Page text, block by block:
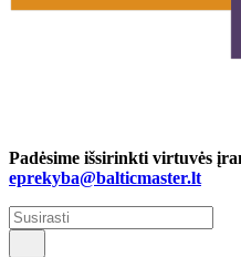
Padėsime išsirinkti virtuvės
eprekyba@balticmaster.lt